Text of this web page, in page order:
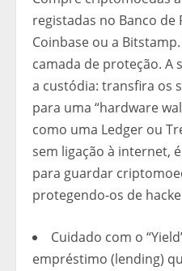
registadas no Banco de
Coinbase ou a
camada de proteção. A
a custódia: transfira os
para uma “hardware
como uma Ledger ou
sem ligação à internet,
para guardar
protegendo-os de
Cuidado com o
empréstimo (lending)